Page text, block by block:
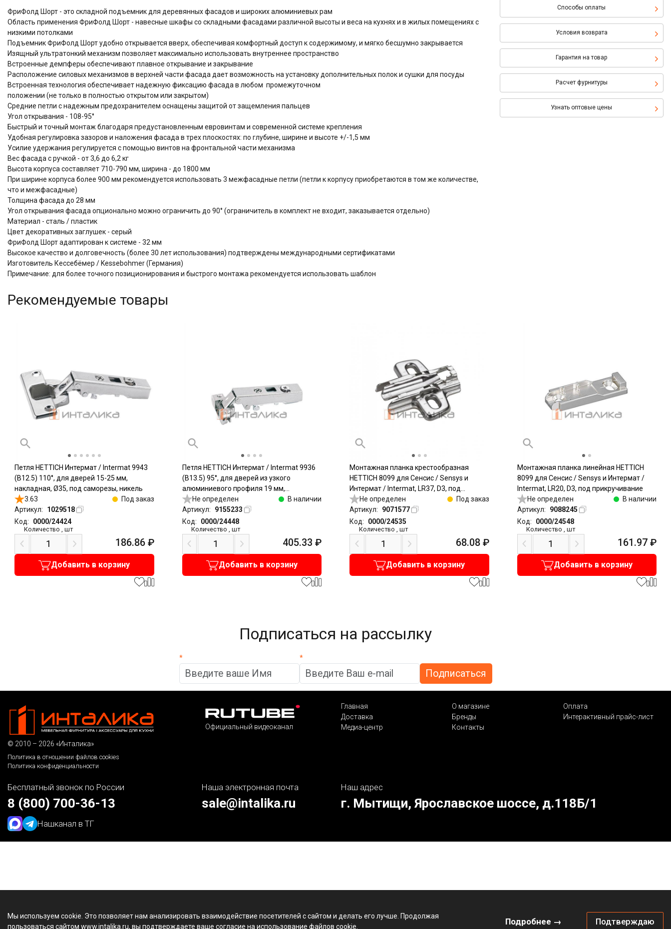
Способы оплаты
Условия возврата
Гарантия на товар
Расчет фурнитуры
Узнать оптовые цены
ФриФолд Шорт - это складной подъемник для деревянных фасадов и широких алюминиевых рам
Область применения ФриФолд Шорт - навесные шкафы со складными фасадами различной высоты и веса на кухнях и в жилых помещениях с
низкими потолками
Подъемник ФриФолд Шорт удобно открывается вверх, обеспечивая комфортный доступ к содержимому, и мягко бесшумно закрывается
Изящный ультратонкий механизм позволяет максимально использовать внутреннее пространство
Встроенные демпферы обеспечивают плавное открывание и закрывание
Расположение силовых механизмов в верхней части фасада дает возможность на установку дополнительных полок и сушки для посуды
Встроенная технология обеспечивает надежную фиксацию фасада в любом промежуточном
положении (не только в полностью открытом или закрытом)
Средние петли с надежным предохранителем оснащены защитой от защемления пальцев
Угол открывания - 108-95°
Быстрый и точный монтаж благодаря предустановленным евровинтам и современной системе крепления
Удобная регулировка зазоров и наложения фасада в трех плоскостях: по глубине, ширине и высоте +/-1,5 мм
Усилие удержания регулируется с помощью винтов на фронтальной части механизма
Вес фасада с ручкой - от 3,6 до 6,2 кг
Высота корпуса составляет 710-790 мм, ширина - до 1800 мм
При ширине корпуса более 900 мм рекомендуется использовать 3 межфасадные петли (петли к корпусу приобретаются в том же количестве,
что и межфасадные)
Толщина фасада до 28 мм
Угол открывания фасада опционально можно ограничить до 90° (ограничитель в комплект не входит, заказывается отдельно)
Материал - сталь / пластик
Цвет декоративных заглушек - серый
ФриФолд Шорт адаптирован к системе - 32 мм
Высокое качество и долговечность (более 30 лет использования) подтверждены международными сертификатами
Изготовитель Кессебёмер / Kessebohmer (Германия)
Примечание: для более точного позиционирования и быстрого монтажа рекомендуется использовать шаблон
Рекомендуемые товары
Петля HETTICH Интермат / Intermat 9943
(B12.5) 110°, для дверей 15-25 мм,
накладная, Ø35, под саморезы, никель
3.63
Под заказ
Артикул:
1029518
Код:
0000/24424
Количество шт
186.86 ₽
Добавить в корзину
Петля HETTICH Интермат / Intermat 9936
(B13.5) 95°, для дверей из узкого
алюминиевого профиля 19 мм,
накладная, под саморезы, никель
Не определен
В наличии
Артикул:
9155233
Код:
0000/24448
Количество ,шт
405.33 ₽
Добавить в корзину
Монтажная планка крестообразная
HETTICH 8099 для Сенсис / Sensys и
Интермат / Intermat, LR37, D3, под
прикручивание
Не определен
Под заказ
Артикул:
9071577
Код:
0000/24535
Количество шт
68.08 ₽
Добавить в корзину
Монтажная планка линейная HETTICH
8099 для Сенсис / Sensys и Интермат /
Intermat, LR20, D3, под прикручивание
Не определен
В наличии
Артикул:
9088245
Код:
0000/24548
Количество ,шт
161.97 ₽
Добавить в корзину
Подписаться на рассылку
* *
Мы используем cookie. Это позволяет нам анализировать взаимодействие посетителей с сайтом и делать его лучше. Продолжая
пользоваться сайтом www.intalika.ru, вы подтверждаете ваше согласие на использование файлов cookie.
Подробнее → Подтверждаю
© 2010 – 2026 «Инталика»
Политика в отношении файлов cookies
Политика конфиденциальности
Официальный видеоканал
Главная О магазине
Оплата
Доставка
Бренды
Интерактивный прайс-лист
Медиа-центр
Контакты
Бесплатный звонок по России
8 (800) 700-36-13
Нашканал в ТГ
Наша электронная почта
sale@intalika.ru
Наш адрес
г. Мытищи, Ярославское шоссе, д.118Б/1